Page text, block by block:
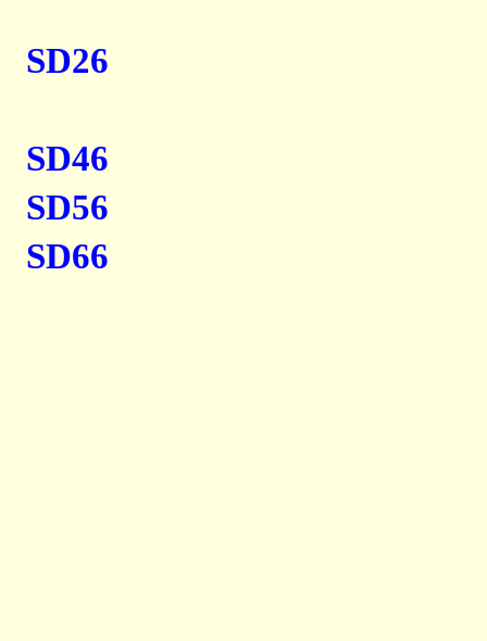
SD26
SD46
SD56
SD66